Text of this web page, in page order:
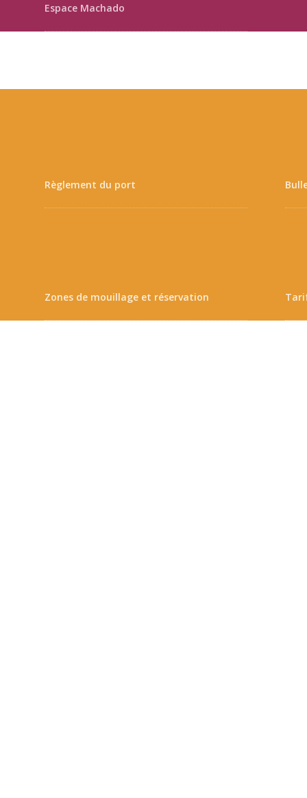
Espace Machado
Règlement du port
Zones de mouillage et réservation